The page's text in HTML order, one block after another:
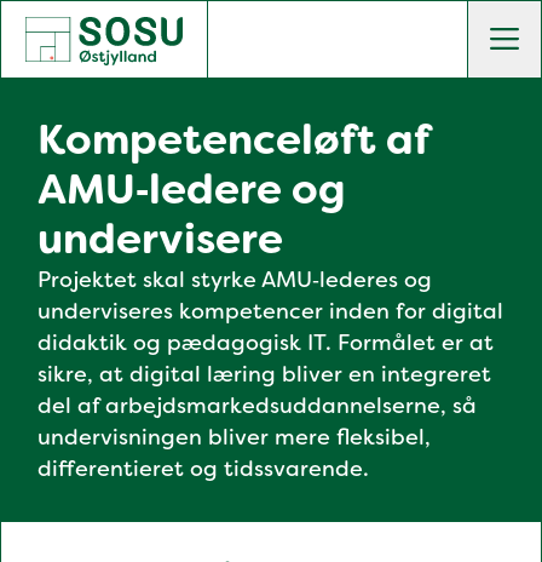
SOSU Østjylland | Gør dig klogere på livet
Kompetenceløft af
AMU‑ledere og
undervisere
Projektet skal styrke AMU‑lederes og
underviseres kompetencer inden for digital
didaktik og pædagogisk IT. Formålet er at
sikre, at digital læring bliver en integreret
del af arbejdsmarkedsuddannelserne, så
undervisningen bliver mere fleksibel,
differentieret og tidssvarende.